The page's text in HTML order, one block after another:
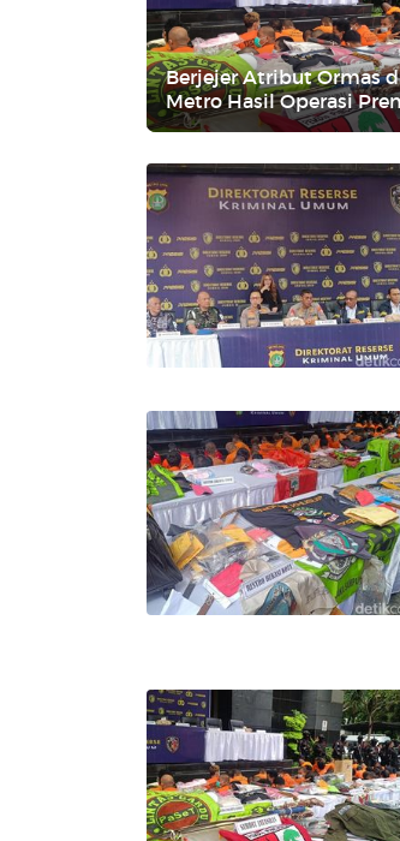
Berjejer Atribut Ormas
Metro Hasil Operasi